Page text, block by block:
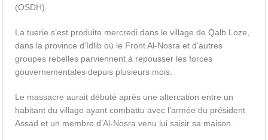
(OSDH).
La tuerie s’est produite mercredi dans le village de Qalb Loze,
dans la province d’Idlib où le Front Al-Nosra et d’autres
groupes rebelles parviennent à repousser les forces
gouvernementales depuis plusieurs mois.
Le massacre aurait débuté après une altercation entre un
habitant du village ayant combattu avec l’armée du président
Assad et un membre d’Al-Nosra venu lui saisir sa maison.